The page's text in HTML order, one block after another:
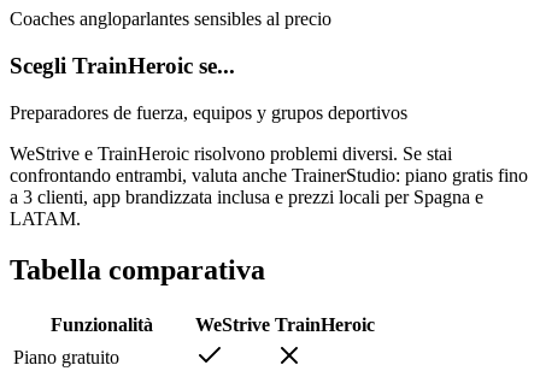
Coaches angloparlantes sensibles al precio
Scegli TrainHeroic se...
Preparadores de fuerza, equipos y grupos deportivos
WeStrive e TrainHeroic risolvono problemi diversi. Se stai
confrontando entrambi, valuta anche TrainerStudio: piano gratis fino
a 3 clienti, app brandizzata inclusa e prezzi locali per Spagna e
LATAM.
Tabella comparativa
Funzionalità WeStrive TrainHeroic
Piano gratuito